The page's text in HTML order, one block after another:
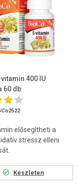
400 IU
60 db
elősegítheti a
stressz elleni
Készleten